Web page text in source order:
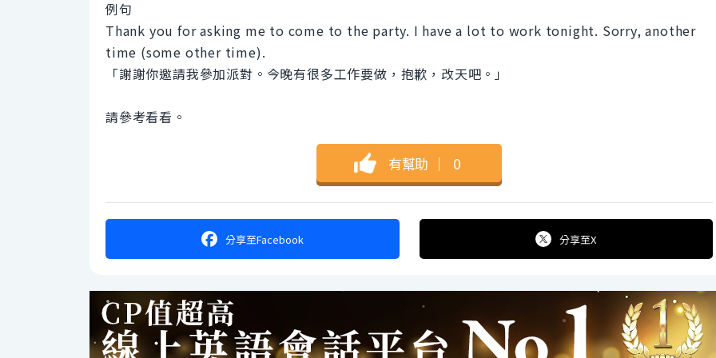
例句
Thank you for asking me to come to the party. I have a lot to work tonight. Sorry, another
time (some other time).
「謝謝你邀請我參加派對。今晚有很多工作要做，抱歉，改天吧。」
請參考看看。
有幫助 ｜ 0
分享至Facebook 分享至X